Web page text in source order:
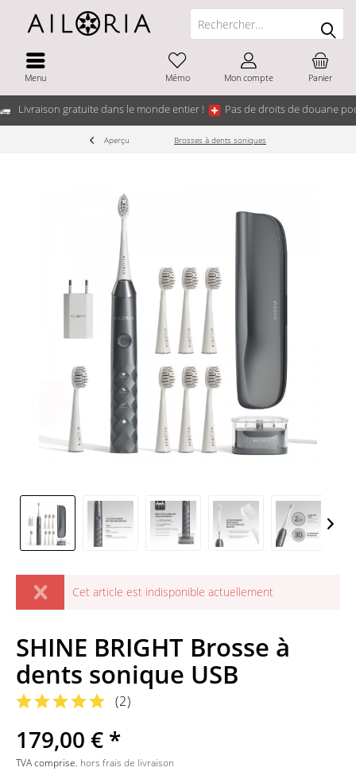
Livraison gratuite dans le monde entier ! Pas de droits de douane
Menu Panier
Mémo Mon compte
Aperçu Brosses à dents soniques
Cet article est indisponible actuellement
SHINE BRIGHT Brosse à
dents sonique USB
(2)
179,00 € *
TVA comprise. hors frais de livraison